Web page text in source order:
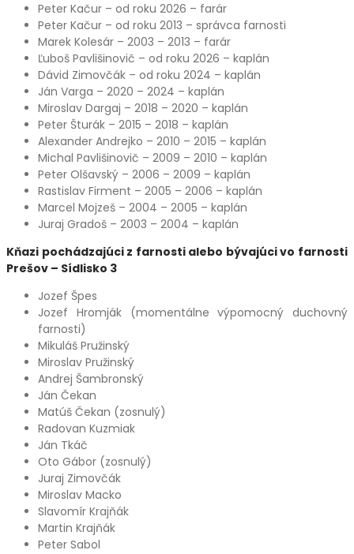
Peter Kačur – od roku 2026 – farár
Peter Kačur – od roku 2013 – správca farnosti
Marek Kolesár – 2003 – 2013 – farár
Ľuboš Pavlišinovič – od roku 2026 – kaplán
Dávid Zimovčák – od roku 2024 – kaplán
Ján Varga – 2020 – 2024 – kaplán
Miroslav Dargaj – 2018 – 2020 – kaplán
Peter Šturák – 2015 – 2018 – kaplán
Alexander Andrejko – 2010 – 2015 – kaplán
Michal Pavlišinovič – 2009 – 2010 – kaplán
Peter Olšavský – 2006 – 2009 – kaplán
Rastislav Firment – 2005 – 2006 – kaplán
Marcel Mojzeš – 2004 – 2005 – kaplán
Juraj Gradoš – 2003 – 2004 – kaplán
Kňazi pochádzajúci z farnosti alebo bývajúci vo farnosti
Prešov – Sídlisko 3
Jozef Špes
Jozef Hromják (momentálne výpomocný duchovný
farnosti)
Mikuláš Pružinský
Miroslav Pružinský
Andrej Šambronský
Ján Čekan
Matúš Čekan (zosnulý)
Radovan Kuzmiak
Ján Tkáč
Oto Gábor (zosnulý)
Juraj Zimovčák
Miroslav Macko
Slavomír Krajňák
Martin Krajňák
Peter Sabol